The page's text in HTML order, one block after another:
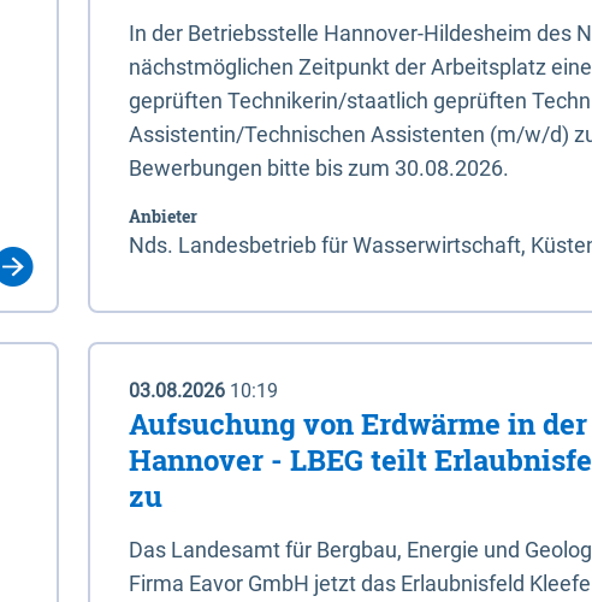
In der Betriebsstelle Hannover-Hildesheim des
nächstmöglichen Zeitpunkt der Arbeitsplatz
geprüften Technikerin/staatlich geprüften
Assistentin/Technischen Assistenten (m/w/d)
Bewerbungen bitte bis zum 30.08.2026.
Anbieter
Nds. Landesbetrieb für Wasserwirtschaft,
03.08.2026 10:19
Aufsuchung von Erdwärme in
Hannover - LBEG teilt
zu
Das Landesamt für Bergbau, Energie und
Firma Eavor GmbH jetzt das Erlaubnisfeld